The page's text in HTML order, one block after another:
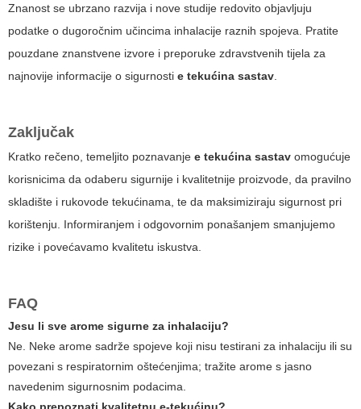
Znanost se ubrzano razvija i nove studije redovito objavljuju
podatke o dugoročnim učincima inhalacije raznih spojeva. Pratite
pouzdane znanstvene izvore i preporuke zdravstvenih tijela za
najnovije informacije o sigurnosti e tekućina sastav​
Zaključak
Kratko rečeno, temeljito poznavanje e tekućina sastav​ omogućuje
korisnicima da odaberu sigurnije i kvalitetnije proizvode, da pravilno
skladište i rukovode tekućinama, te da maksimiziraju sigurnost pri
korištenju. Informiranjem i odgovornim ponašanjem smanjujemo
rizike i povećavamo kvalitetu iskustva.
FAQ
Jesu li sve arome sigurne za inhalaciju?
Ne. Neke arome sadrže spojeve koji nisu testirani za inhalaciju ili su
povezani s respiratornim oštećenjima; tražite arome s jasno
navedenim sigurnosnim podacima.